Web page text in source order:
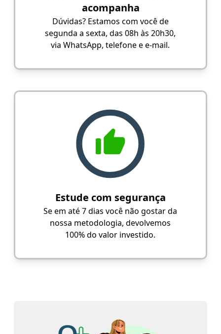
acompanha
Dúvidas? Estamos com você de
segunda a sexta, das 08h às 20h30,
via WhatsApp, telefone e e-mail.
Estude com segurança
Se em até 7 dias você não gostar da
nossa metodologia, devolvemos
100% do valor investido.